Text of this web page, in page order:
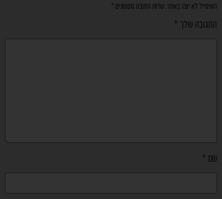
האימייל לא יוצג באתר. שדות החובה מסומנים *
התגובה שלך *
שם *